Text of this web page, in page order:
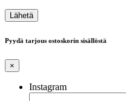
Pyydä tarjous ostoskorin sisällöstä
×
Instagram